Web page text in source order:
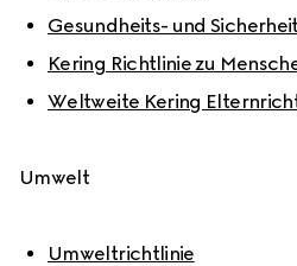
Gesundheits- und
Kering Richtlinie zu
Weltweite Kering
Umwelt
Umweltrichtlinie